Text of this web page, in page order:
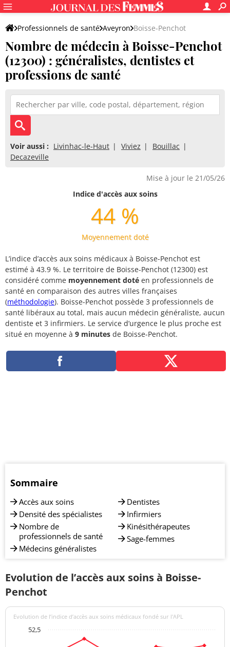
Professionnels de santé Aveyron Boisse-Penchot
Nombre de médecin à Boisse-Penchot
(12300) : généralistes, dentistes et
professions de santé
Voir aussi : Livinhac-le-Haut Viviez
Bouillac
Decazeville
Mise à jour le 21/05/26
Indice d'accès aux soins
44 %
Moyennement doté
L’indice d’accès aux soins médicaux à Boisse-Penchot est
estimé à 43.9 %. Le territoire de Boisse-Penchot (12300) est
considéré comme moyennement doté en professionnels de
santé en comparaison des autres villes françaises
(méthodologie). Boisse-Penchot possède 3 professionnels de
santé libéraux au total, mais aucun médecin généraliste, aucun
dentiste et 3 infirmiers. Le service d’urgence le plus proche est
situé en moyenne à 9 minutes de Boisse-Penchot.
Sommaire
Accès aux soins
Densité des spécialistes
Nombre de
professionnels de santé
Médecins généralistes
Dentistes
Infirmiers
Kinésithérapeutes
Sage-femmes
Evolution de l’accès aux soins à Boisse-
Penchot
Evolution de l’indice d’accès aux soins médicaux fondé sur l'APL
52,5